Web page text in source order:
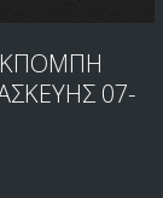
07-